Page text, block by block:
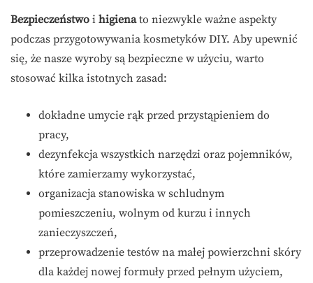
Bezpieczeństwo i higienato niezwykle ważne aspekty
podczas przygotowywania kosmetyków DIY. Aby upewnić
się, że nasze wyroby są bezpieczne w użyciu, warto
stosować kilka istotnych zasad:
dokładne umycie rąk przed przystąpieniem do
pracy,
dezynfekcja wszystkich narzędzi oraz pojemników,
które zamierzamy wykorzystać,
organizacja stanowiska w schludnym
pomieszczeniu, wolnym od kurzu i innych
zanieczyszczeń,
przeprowadzenie testów na małej powierzchni skóry
dla każdej nowej formuły przed pełnym użyciem,